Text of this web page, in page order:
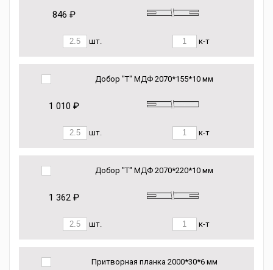
846 ₽
шт. к-т
Добор "Т" МДФ 2070*155*10 мм
1 010 ₽
шт. к-т
Добор "Т" МДФ 2070*220*10 мм
1 362 ₽
шт. к-т
Притворная планка 2000*30*6 мм